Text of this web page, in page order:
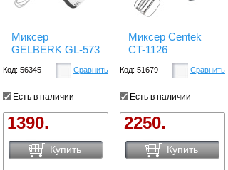
Миксер
GELBERK GL-573
Код: 56345 Сравнить
Есть в наличии
1390.
Купить
Миксер Centek
CT-1126
Код: 51679 Сравнить
Есть в наличии
2250.
Купить